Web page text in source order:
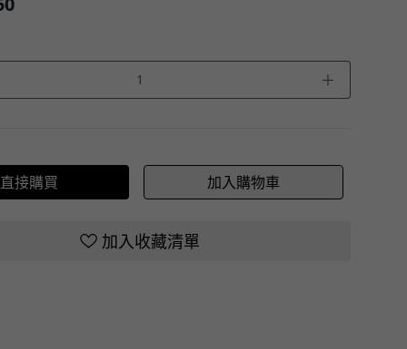
＋
直接購買 加入購物車
加入收藏清單